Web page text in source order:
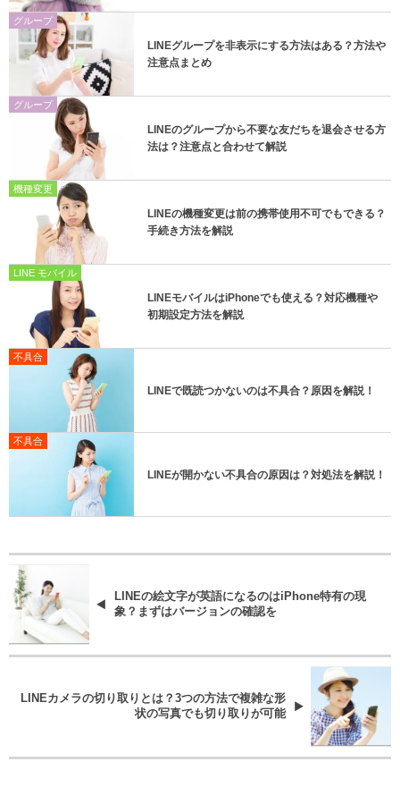
グループ
LINEグループを非表示にする方法はある？方法や
注意点まとめ
グループ
LINEのグループから不要な友だちを退会させる方
法は？注意点と合わせて解説
機種変更
LINEの機種変更は前の携帯使用不可でもできる？
手続き方法を解説
LINE モバイル
LINEモバイルはiPhoneでも使える？対応機種や
初期設定方法を解説
不具合
LINEで既読つかないのは不具合？原因を解説！
不具合
LINEが開かない不具合の原因は？対処法を解説！
LINEの絵文字が英語になるのはiPhone特有の現
象？まずはバージョンの確認を
LINEカメラの切り取りとは？3つの方法で複雑な形
状の写真でも切り取りが可能